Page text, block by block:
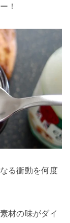
！
る衝動を何度
材の味がダイ